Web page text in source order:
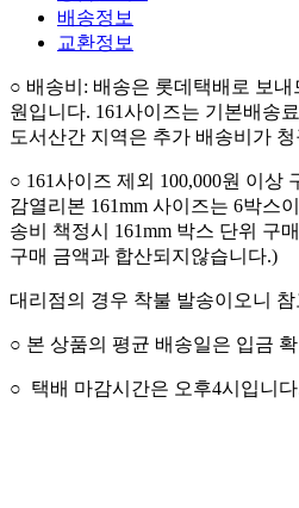
배송정보
교환정보
○ 배송비 : 배송은 롯데택배로 보내
원입니다. 161사이즈는 기본배송
도서산간 지역은 추가 배송비가
○ 161사이즈 제외 100,000원 이상
감열리본 161mm 사이즈는 6박스
송비 책정시 161mm 박스 단위 구
구매 금액과 합산되지않습니다.)
대리점의 경우 착불 발송이오니
○ 본 상품의 평균 배송일은 입금
○ 택배 마감시간은 오후4시입니